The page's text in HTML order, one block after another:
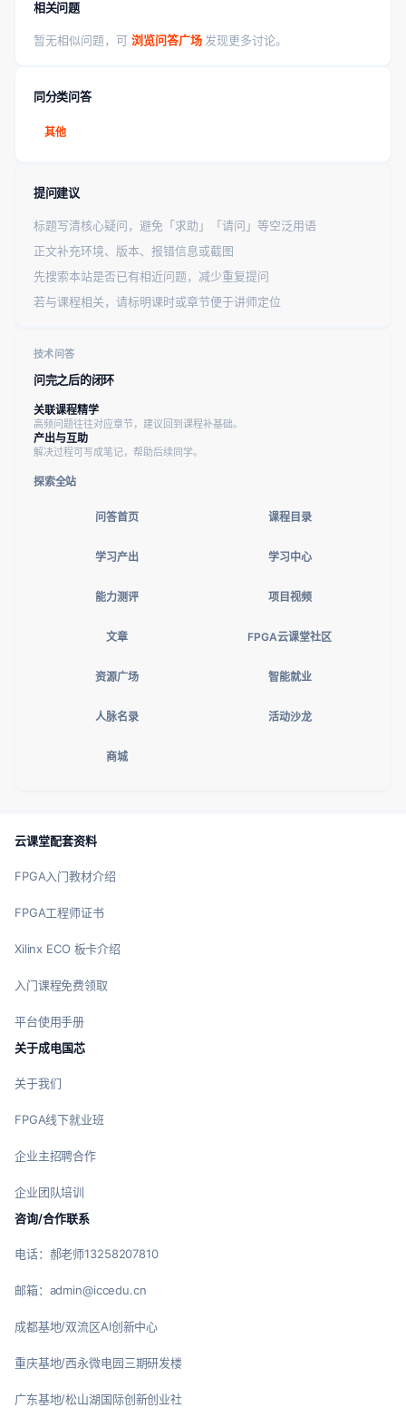
相关问题
暂无相似问题，可 浏览问答广场 发现更多讨论。
同分类问答
其他
提问建议
标题写清核心疑问，避免「求助」「请问」等空泛用语
正文补充环境、版本、报错信息或截图
先搜索本站是否已有相近问题，减少重复提问
若与课程相关，请标明课时或章节便于讲师定位
技术问答
问完之后的闭环
关联课程精学
高频问题往往对应章节，建议回到课程补基础。
产出与互助
解决过程可写成笔记，帮助后续同学。
探索全站
问答首页 课程目录
学习产出 学习中心
能力测评 项目视频
文章 FPGA云课堂社区
资源广场 智能就业
人脉名录 活动沙龙
商城
云课堂配套资料
FPGA入门教材介绍
FPGA工程师证书
Xilinx ECO 板卡介绍
入门课程免费领取
平台使用手册
关于成电国芯
关于我们
FPGA线下就业班
企业主招聘合作
企业团队培训
咨询/合作联系
电话：郝老师13258207810
邮箱：admin@iccedu.cn
成都基地/双流区AI创新中心
重庆基地/西永微电园三期研发楼
广东基地/松山湖国际创新创业社